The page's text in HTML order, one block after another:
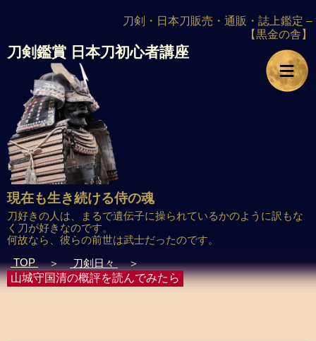
刀剣・日本刀販売・通販・誌上鑑定 –
【黒金の舎】
刀剣鑑賞 日本刀初心者講座
現在も生き続ける侍の魂
刀好きの人は、まるで遺伝子に操られているかのように訳もな
く刀が好きなのです。
何故なら、彼らの前世は武士だったのです。
TOP
＞ 刀剣日々 ＞
山城守国清の概評を読んでみたら
≡